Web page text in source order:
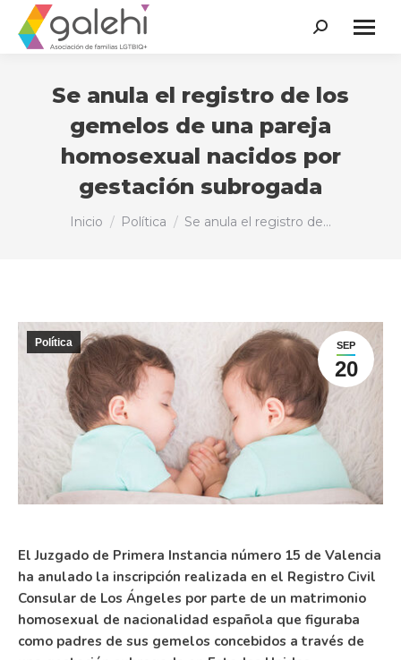
Buscar:
Se anula el registro de los
gemelos de una pareja
homosexual nacidos por
gestación subrogada
Estás aquí:
Inicio Política Se anula el registro de…
SEP
20
Política
El Juzgado de Primera Instancia número 15 de Valencia
ha anulado la inscripción realizada en el Registro Civil
Consular de Los Ángeles por parte de un matrimonio
homosexual de nacionalidad española que figuraba
como padres de sus gemelos concebidos a través de